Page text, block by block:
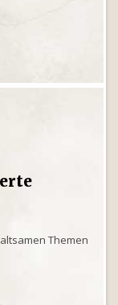
Themen